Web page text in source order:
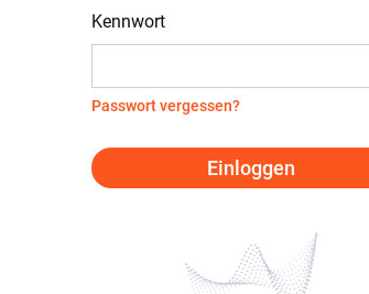
Kennwort
Passwort vergessen?
Einloggen